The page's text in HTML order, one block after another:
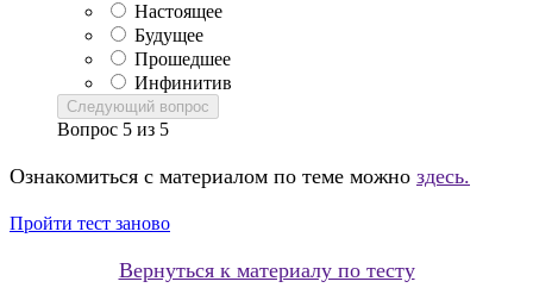
Настоящее
Будущее
Прошедшее
Инфинитив
Следующий вопрос
Вопрос 5 из 5
Ознакомиться с материалом по теме можно здесь.
Пройти тест заново
Вернуться к материалу по тесту